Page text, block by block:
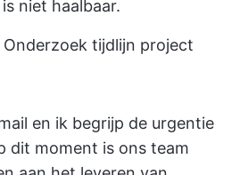
niet haalbaar.
Onderzoek tijdlijn project
en ik begrijp de urgentie
dit moment is ons team